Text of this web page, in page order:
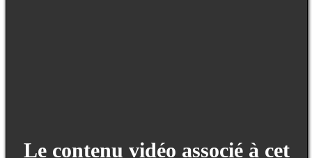
Le contenu vidéo associé à cet